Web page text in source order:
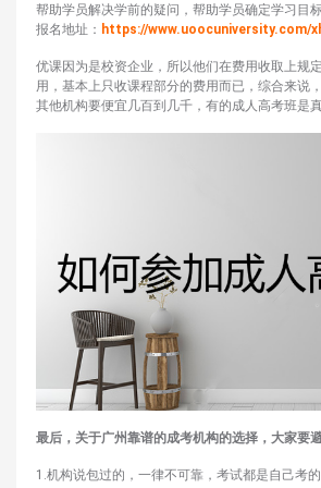
帮助学员解决学前的疑问，帮助学员确定学习目
报名地址： https://www.uoocuniversity.com/
优课因为是校资企业，所以他们在费用收取上规
用，基本上只收课程部分的费用而已，综合来说
其他机构要便宜几百到几千，有的成人高考班是真
最后，关于广州靠谱的成考机构的选择，大家要
1.机构说包过的，一律不可靠，考试都是自己考的